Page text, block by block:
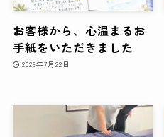
お客様から、心温まるお
手紙をいただきました
2026年7月22日